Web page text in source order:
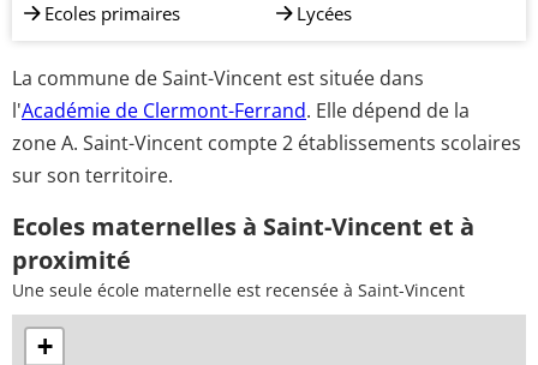
Ecoles primaires
Lycées
La commune de Saint-Vincent est située dans
l'Académie de Clermont-Ferrand. Elle dépend de la
zone A. Saint-Vincent compte 2 établissements scolaires
sur son territoire.
Ecoles maternelles à Saint-Vincent et à
proximité
Une seule école maternelle est recensée à Saint-Vincent
+